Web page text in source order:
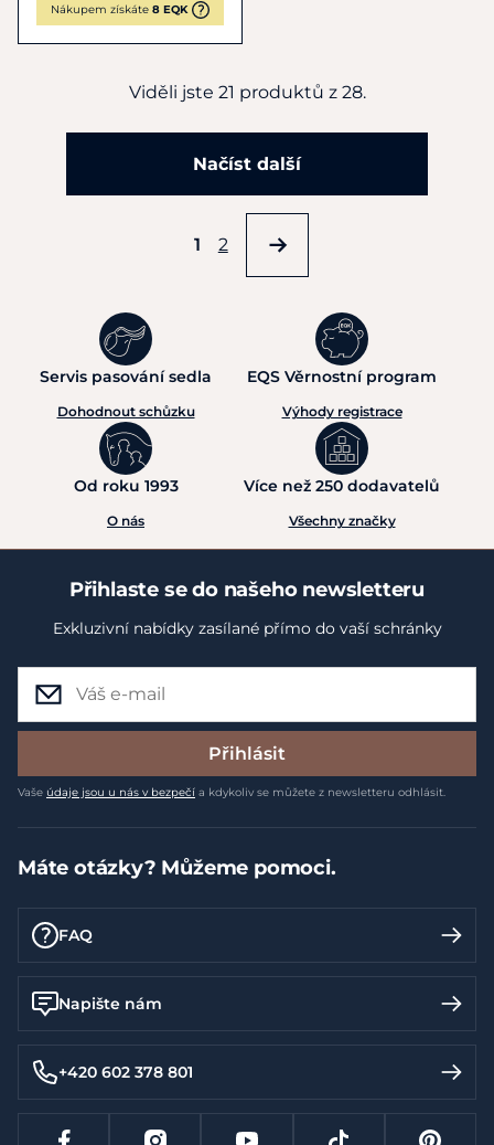
Nákupem získáte 8 EQK
Viděli jste 21 produktů z 28.
Načíst další
1 2
Servis pasování sedla
Dohodnout schůzku
EQS Věrnostní program
Výhody registrace
Od roku 1993
O nás
Více než 250 dodavatelů
Všechny značky
Přihlaste se do našeho newsletteru
Exkluzivní nabídky zasílané přímo do vaší schránky
Přihlásit
Vaše údaje jsou u nás v bezpečí a kdykoliv se můžete z newsletteru odhlásit.
Máte otázky? Můžeme pomoci.
FAQ
Napište nám
+420 602 378 801